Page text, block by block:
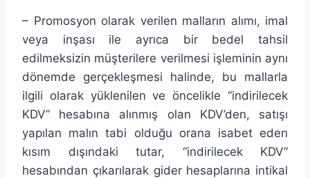
– Promosyon olarak verilen malların alımı, imal
veya inşası ile ayrıca bir bedel tahsil
edilmeksizin müşterilere verilmesi işleminin aynı
dönemde gerçekleşmesi halinde, bu mallarla
ilgili olarak yüklenilen ve öncelikle “indirilecek
KDV” hesabına alınmış olan KDV’den, satışı
yapılan malın tabi olduğu orana isabet eden
kısım dışındaki tutar, “indirilecek KDV”
hesabından çıkarılarak gider hesaplarına intikal